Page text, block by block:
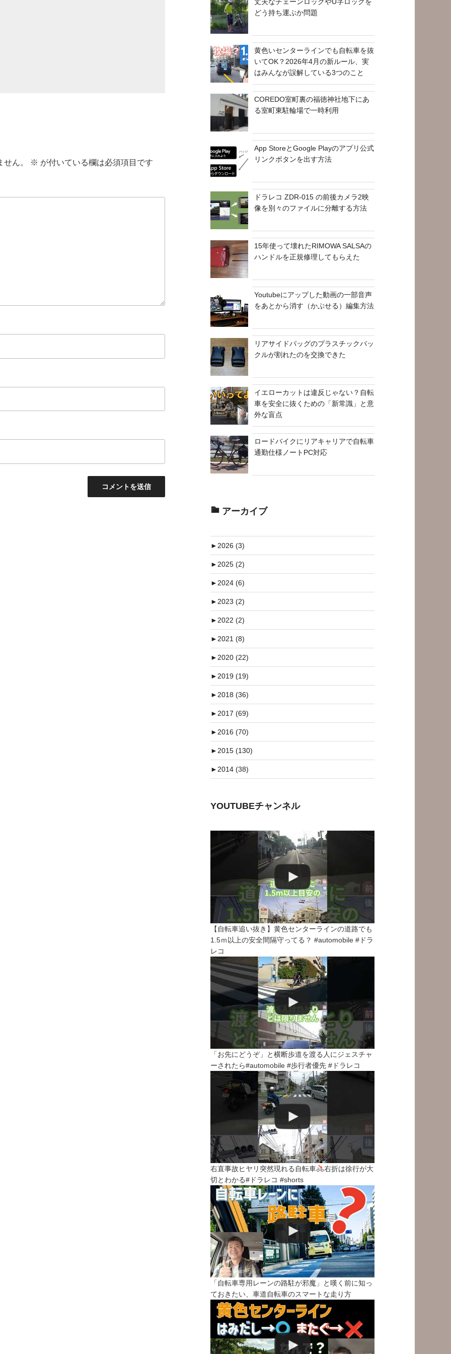
ん。 ※ が付いている欄は必須項目です
どう持ち運ぶか問題
黄色いセンターラインでも自転車を抜
いてOK？2026年4月の新ルール、実
はみんなが誤解している3つのこと
COREDO室町裏の福徳神社地下にあ
る室町東駐輪場で一時利用
App StoreとGoogle Playのアプリ公式
リンクボタンを出す方法
ドラレコ ZDR-015 の前後カメラ2映
像を別々のファイルに分離する方法
15年使って壊れたRIMOWA SALSAの
ハンドルを正規修理してもらえた
Youtubeにアップした動画の一部音声
をあとから消す（かぶせる）編集方法
リアサイドバッグのプラスチックバッ
クルが割れたのを交換できた
イエローカットは違反じゃない？自転
車を安全に抜くための「新常識」と意
外な盲点
ロードバイクにリアキャリアで自転車
通勤仕様ノートPC対応
アーカイブ
►2026 (3)
►2025 (2)
►2024 (6)
►2023 (2)
►2022 (2)
►2021 (8)
►2020 (22)
►2019 (19)
►2018 (36)
►2017 (69)
►2016 (70)
►2015 (130)
►2014 (38)
YOUTUBEチャンネル
【自転車追い抜き】黄色センターラインの道路でも
1.5ｍ以上の安全間隔守ってる？ #automobile #ドラ
レコ
「お先にどうぞ」と横断歩道を渡る人にジェスチャ
ーされたら#automobile #歩行者優先 #ドラレコ
右直事故ヒヤリ突然現れる自転車
右折は徐行が大
切とわかる#ドラレコ #shorts
「自転車専用レーンの路駐が邪魔」と嘆く前に知っ
ておきたい、車道自転車のスマートな走り方